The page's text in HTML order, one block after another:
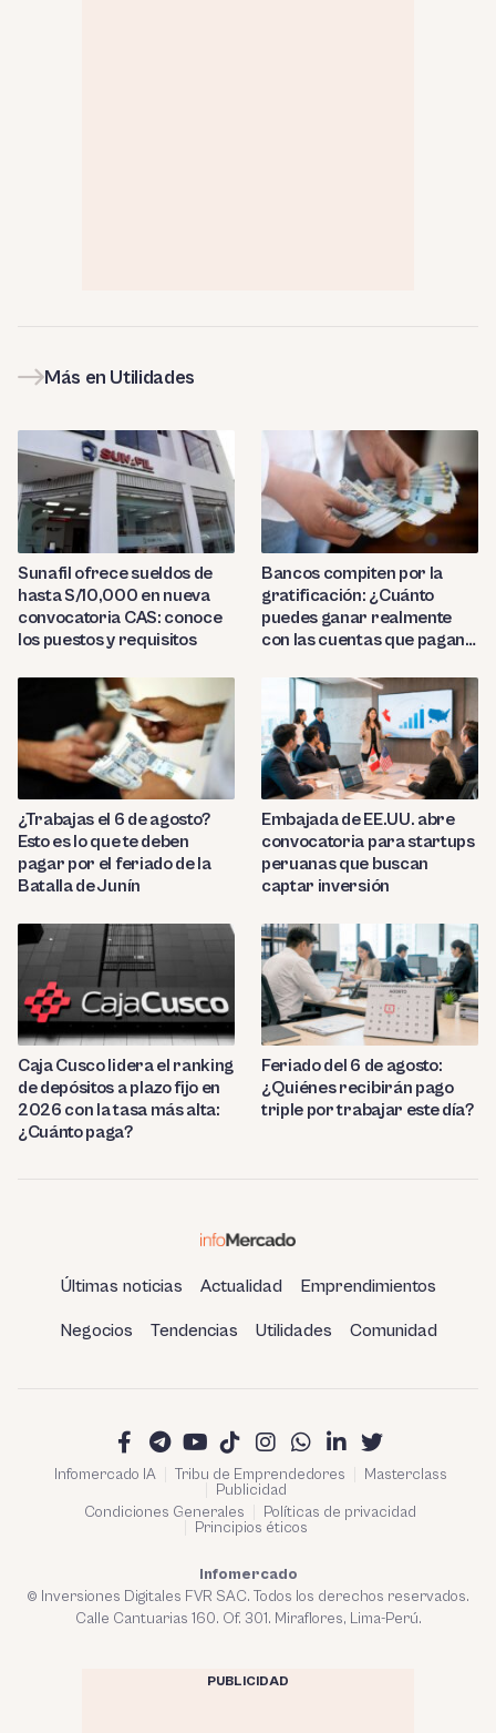
Más en Utilidades
Sunafil ofrece sueldos de
hasta S/10,000 en nueva
convocatoria CAS: conoce
los puestos y requisitos
Bancos compiten por la
gratificación: ¿Cuánto
puedes ganar realmente
con las cuentas que pagan
¿Trabajas el 6 de agosto?
Esto es lo que te deben
pagar por el feriado de la
Batalla de Junín
Embajada de EE.UU. abre
convocatoria para startups
peruanas que buscan
captar inversión
Caja Cusco lidera el ranking
de depósitos a plazo fijo en
2026 con la tasa más alta:
¿Cuánto paga?
Feriado del 6 de agosto:
¿Quiénes recibirán pago
triple por trabajar este día?
Últimas noticias Actualidad Emprendimientos
Negocios Tendencias Utilidades Comunidad
Infomercado IA Tribu de Emprendedores
Masterclass
Publicidad
Condiciones Generales
Políticas de privacidad
Principios éticos
Infomercado
© Inversiones Digitales FVR SAC. Todos los derechos reservados.
Calle Cantuarias 160. Of. 301. Miraflores, Lima-Perú.
PUBLICIDAD